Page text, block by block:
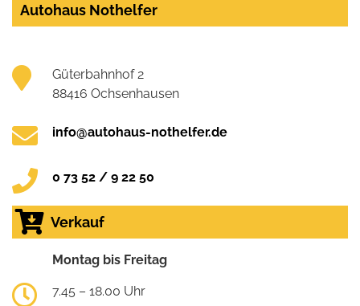
Autohaus Nothelfer
Güterbahnhof 2
88416 Ochsenhausen
info@autohaus-nothelfer.de
0 73 52 / 9 22 50
Verkauf
Montag bis Freitag
7.45 – 18.00 Uhr